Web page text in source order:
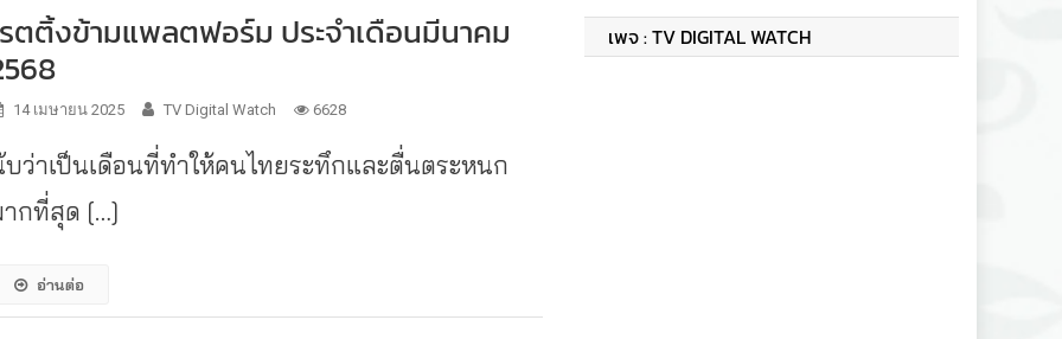
ตติ้งข้ามแพลตฟอร์ม ประจำเดือนมีนาคม
14 เมษายน 2025 TV Digital Watch 6628
ว่าเป็นเดือนที่ทำให้คนไทยระทึกและตื่นตระหนก
กที่สุด […]
อ่านต่อ
เพจ : TV DIGITAL WATCH